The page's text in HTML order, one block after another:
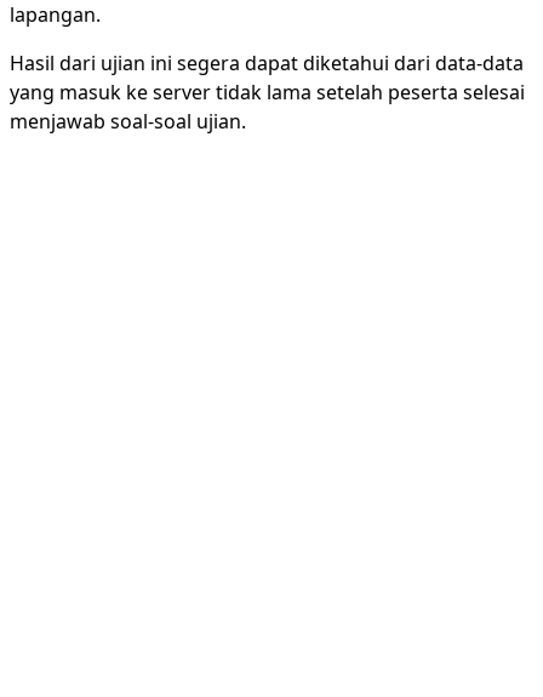
lapangan.
Hasil dari ujian ini segera dapat diketahui dari data-data
yang masuk ke server tidak lama setelah peserta selesai
menjawab soal-soal ujian.